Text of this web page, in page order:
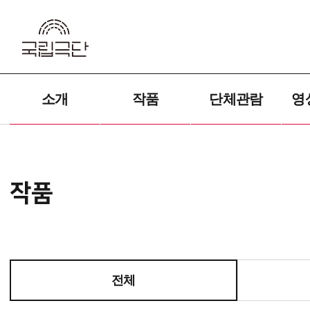
소개 작품 단체관람 영
작품
전체